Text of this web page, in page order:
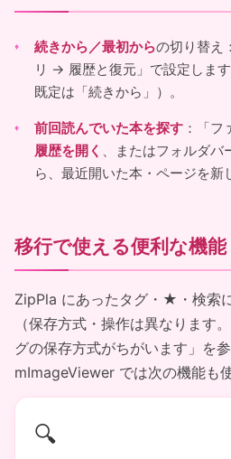
続きから／最初からの切り替え
リ → 履歴と復元」で設定しま
既定は「続きから」）。
前回読んでいた本を探す ：「
履歴を開く 、またはフォルダバ
ら、最近開いた本・ページを新
移行で使える便利な機能
ZipPla にあったタグ・★・検索
（保存方式・操作は異なります
グの保存方式がちがいます」を参
mImageViewer では次の機能も使
🔍